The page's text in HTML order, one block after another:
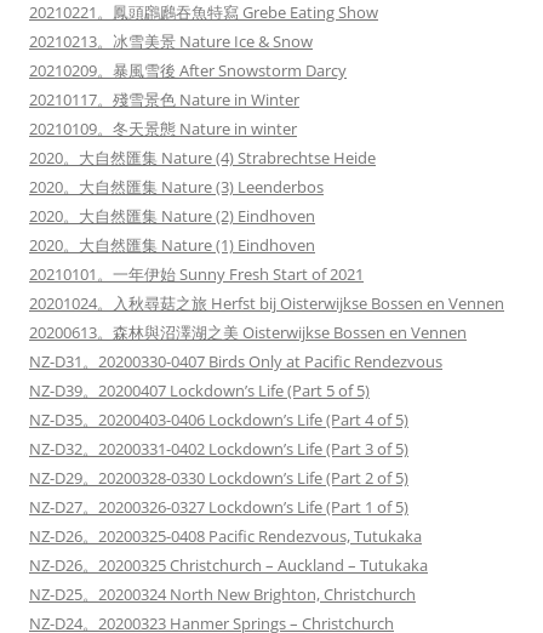
20210221。鳳頭鸊鷉吞魚特寫 Grebe Eating Show
20210213。冰雪美景 Nature Ice & Snow
20210209。暴風雪後 After Snowstorm Darcy
20210117。殘雪景色 Nature in Winter
20210109。冬天景態 Nature in winter
2020。大自然匯集 Nature (4) Strabrechtse Heide
2020。大自然匯集 Nature (3) Leenderbos
2020。大自然匯集 Nature (2) Eindhoven
2020。大自然匯集 Nature (1) Eindhoven
20210101。一年伊始 Sunny Fresh Start of 2021
20201024。入秋尋菇之旅 Herfst bij Oisterwijkse Bossen en Vennen
20200613。森林與沼澤湖之美 Oisterwijkse Bossen en Vennen
NZ-D31。20200330-0407 Birds Only at Pacific Rendezvous
NZ-D39。20200407 Lockdown’s Life (Part 5 of 5)
NZ-D35。20200403-0406 Lockdown’s Life (Part 4 of 5)
NZ-D32。20200331-0402 Lockdown’s Life (Part 3 of 5)
NZ-D29。20200328-0330 Lockdown’s Life (Part 2 of 5)
NZ-D27。20200326-0327 Lockdown’s Life (Part 1 of 5)
NZ-D26。20200325-0408 Pacific Rendezvous, Tutukaka
NZ-D26。20200325 Christchurch – Auckland – Tutukaka
NZ-D25。20200324 North New Brighton, Christchurch
NZ-D24。20200323 Hanmer Springs – Christchurch